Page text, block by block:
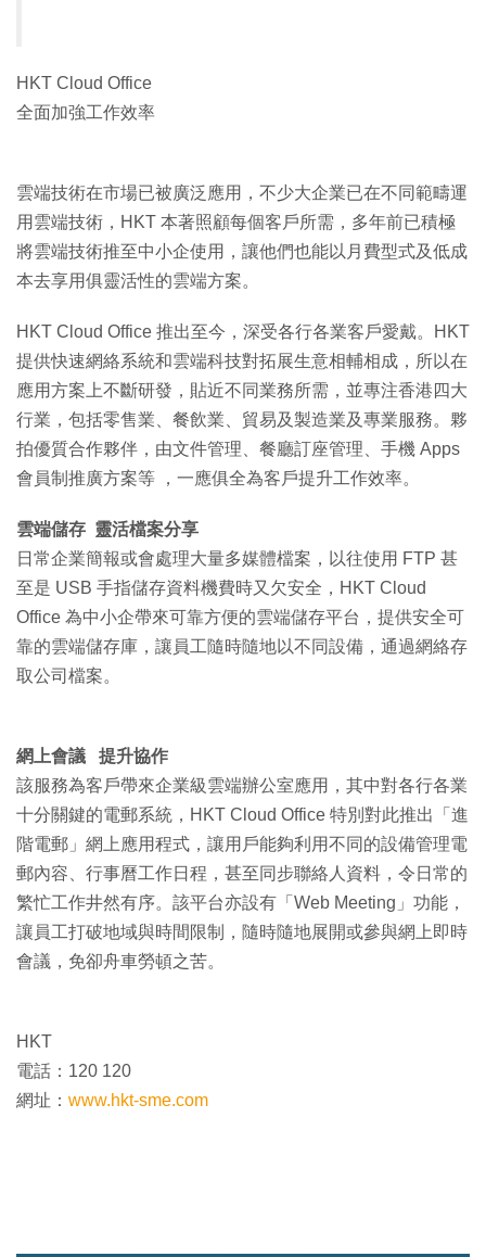
HKT Cloud Office
全面加強工作效率
雲端技術在市場已被廣泛應用，不少大企業已在不同範疇運
用雲端技術，HKT 本著照顧每個客戶所需，多年前已積極
將雲端技術推至中小企使用，讓他們也能以月費型式及低成
本去享用俱靈活性的雲端方案。
HKT Cloud Office 推出至今，深受各行各業客戶愛戴。HKT
提供快速網絡系統和雲端科技對拓展生意相輔相成，所以在
應用方案上不斷研發，貼近不同業務所需，並專注香港四大
行業，包括零售業、餐飲業、貿易及製造業及專業服務。夥
拍優質合作夥伴，由文件管理、餐廳訂座管理、手機 Apps
會員制推廣方案等 ，一應俱全為客戶提升工作效率。
雲端儲存 靈活檔案分享
日常企業簡報或會處理大量多媒體檔案，以往使用 FTP 甚
至是 USB 手指儲存資料機費時又欠安全，HKT Cloud
Office 為中小企帶來可靠方便的雲端儲存平台，提供安全可
靠的雲端儲存庫，讓員工隨時隨地以不同設備，通過網絡存
取公司檔案。
網上會議 提升協作
該服務為客戶帶來企業級雲端辦公室應用，其中對各行各業
十分關鍵的電郵系統，HKT Cloud Office 特別對此推出「進
階電郵」網上應用程式，讓用戶能夠利用不同的設備管理電
郵內容、行事曆工作日程，甚至同步聯絡人資料，令日常的
繁忙工作井然有序。該平台亦設有「Web Meeting」功能，
讓員工打破地域與時間限制，隨時隨地展開或參與網上即時
會議，免卻舟車勞頓之苦。
HKT
電話：120 120
網址： www.hkt-sme.com